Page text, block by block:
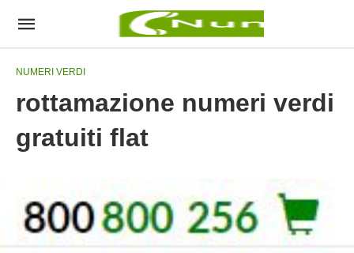
NUMERI VERDI
rottamazione numeri verdi
gratuiti flat